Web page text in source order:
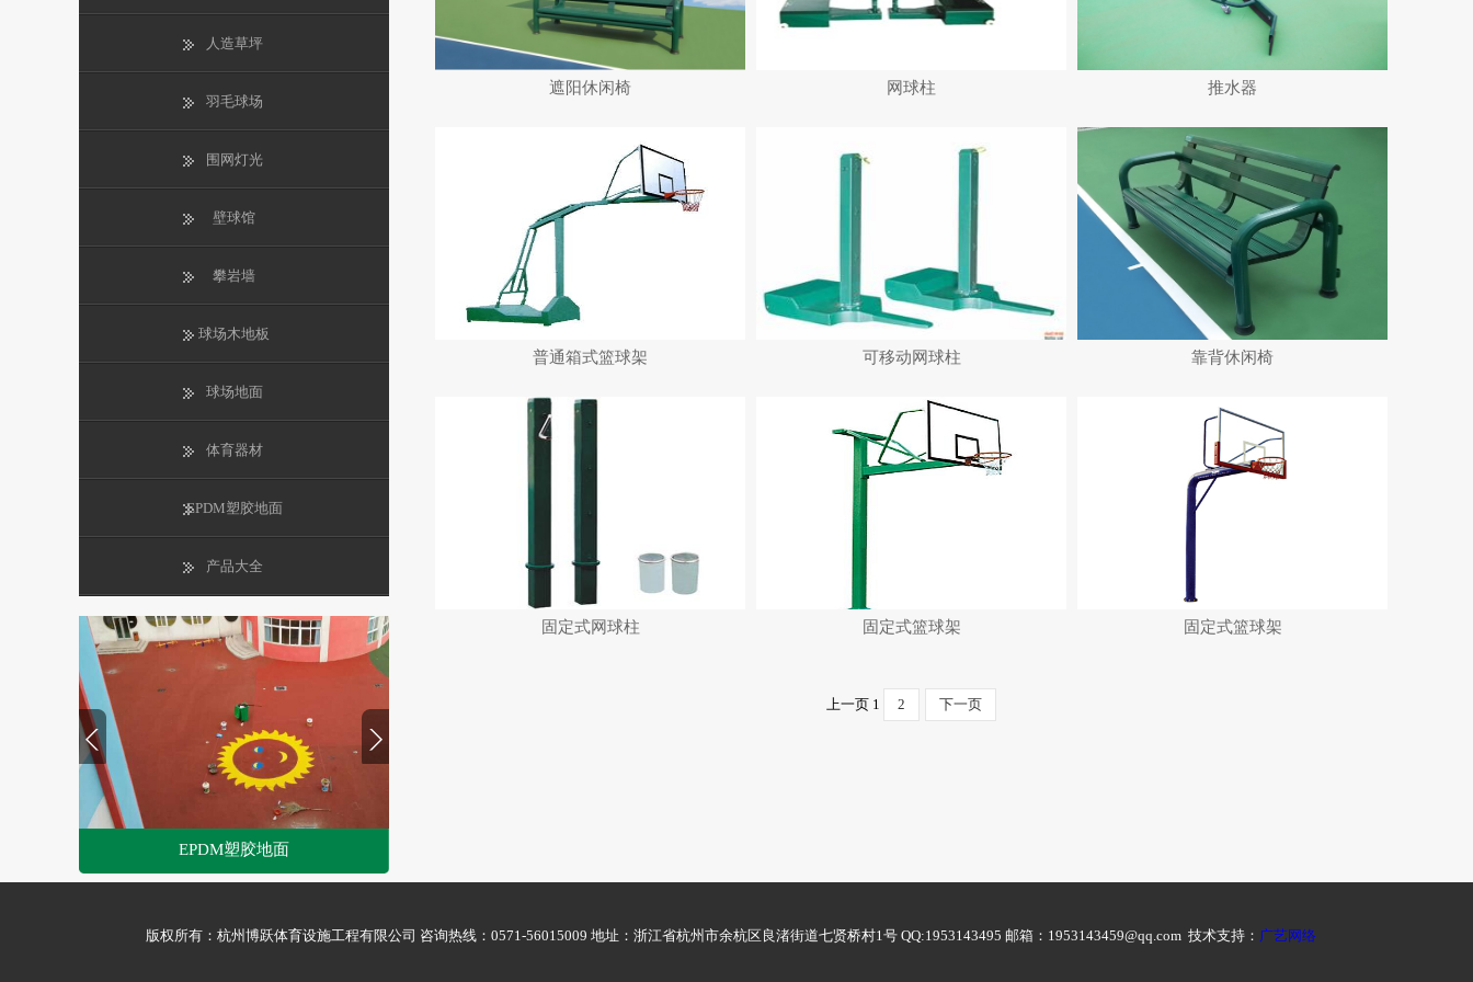
人造草坪
羽毛球场
围网灯光
壁球馆
攀岩墙
球场木地板
球场地面
体育器材
EPDM塑胶地面
产品大全
EPDM塑胶地面
1
遮阳休闲椅 网球柱 推水器
普通箱式篮球架 可移动网球柱 靠背休闲椅
固定式网球柱 固定式篮球架 固定式篮球架
上一页 1 2 下一页
版权所有：杭州博跃体育设施工程有限公司 咨询热线：0571-56015009 地址：浙江省杭州市余杭区良渚街道七贤桥村1号 QQ:1953143495 邮箱：1953143459@qq.com 技术支持： 广艺网络